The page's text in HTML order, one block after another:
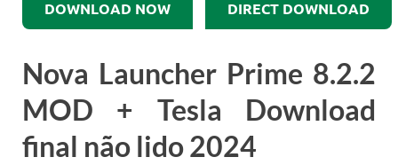
DOWNLOAD NOW DIRECT DOWNLOAD
Nova Launcher Prime 8.2.2
MOD + Tesla Download
final não lido 2024